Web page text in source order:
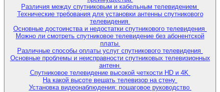
Различия между спутниковым и кабельным телевидением
Технические требования для установки антенны спутникового
телевидения
Основные достоинства и недостатки спутникового телевидения
Можно ли смотреть спутниковое телевидение без абонентской
платы
Различные способы оплаты услуг спутникового телевидения
Основные проблемы и неисправности спутниковых телевизионных
антенн
Спутниковое телевидение высокой четкости HD и 4K
На какой высоте вешать телевизор на стену
Установка видеонаблюдения: пошаговое руководство